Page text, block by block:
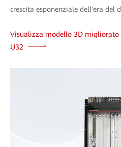
crescita esponenziale dell'era del
Visualizza modello 3D migliorato
U32